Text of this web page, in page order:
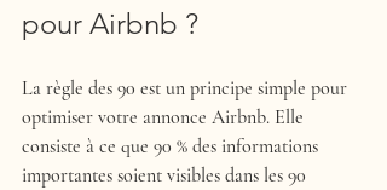
pour Airbnb ?
La règle des 90 est un principe simple pour
optimiser votre annonce Airbnb. Elle
consiste à ce que 90 % des informations
importantes soient visibles dans les 90